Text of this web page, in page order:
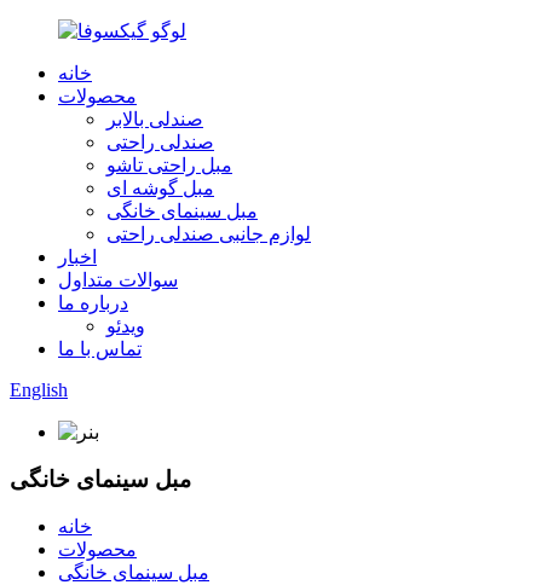
خانه
محصولات
صندلی بالابر
صندلی راحتی
مبل راحتی تاشو
مبل گوشه ای
مبل سینمای خانگی
لوازم جانبی صندلی راحتی
اخبار
سوالات متداول
درباره ما
ویدئو
تماس با ما
English
مبل سینمای خانگی
خانه
محصولات
مبل سینمای خانگی